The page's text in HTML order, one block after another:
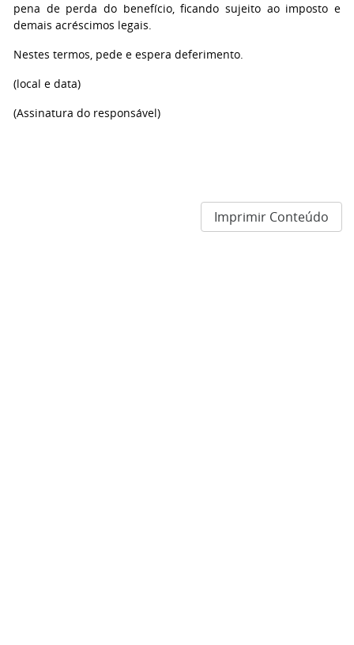
pena de perda do benefício, ficando sujeito ao imposto e
demais acréscimos legais.
Nestes termos, pede e espera deferimento.
(local e data)
(Assinatura do responsável)
Imprimir Conteúdo